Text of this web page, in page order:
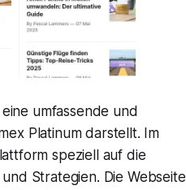
umfassende und
Platinum darstellt. Im
speziell auf die
Strategien. Die Webseite